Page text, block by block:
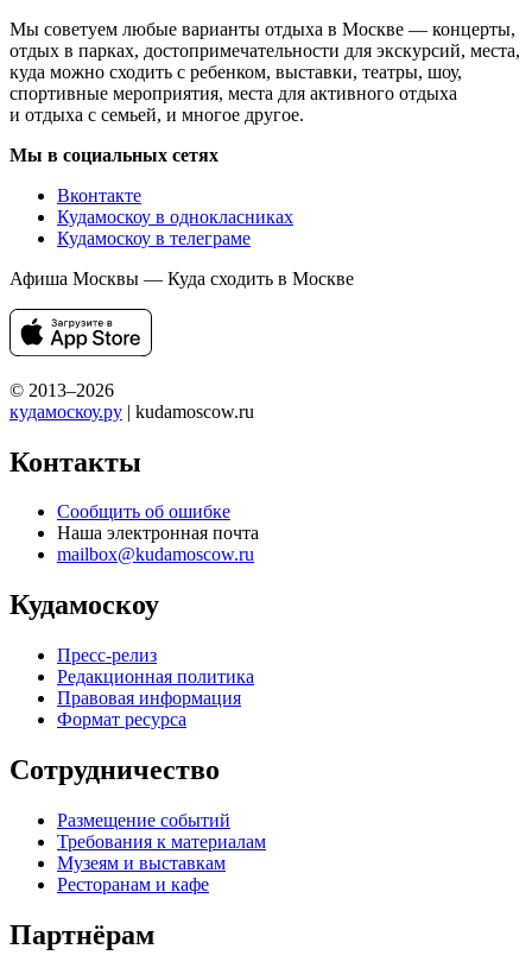
Мы советуем любые варианты отдыха в Москве — концерты,
отдых в парках, достопримечательности для экскурсий, места,
куда можно сходить с ребенком, выставки, театры, шоу,
спортивные мероприятия, места для активного отдыха
и отдыха с семьей, и многое другое.
Мы в социальных сетях
Вконтакте
Кудамоскоу в однокласниках
Кудамоскоу в телеграме
Афиша Москвы — Куда сходить в Москве
© 2013–2026
кудамоскоу.ру | kudamoscow.ru
Контакты
Сообщить об ошибке
Наша электронная почта
mailbox@kudamoscow.ru
Кудамоскоу
Пресс-релиз
Редакционная политика
Правовая информация
Формат ресурса
Сотрудничество
Размещение событий
Требования к материалам
Музеям и выставкам
Ресторанам и кафе
Партнёрам